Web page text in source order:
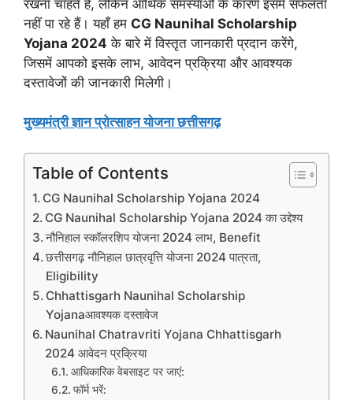
रखना चाहते हैं, लेकिन आर्थिक समस्याओं के कारण इसमें सफलता
नहीं पा रहे हैं। यहाँ हम CG Naunihal Scholarship
Yojana 2024 के बारे में विस्तृत जानकारी प्रदान करेंगे,
जिसमें आपको इसके लाभ, आवेदन प्रक्रिया और आवश्यक
दस्तावेजों की जानकारी मिलेगी।
मुख्यमंत्री ज्ञान प्रोत्साहन योजना छत्तीसगढ़
Table of Contents
CG Naunihal Scholarship Yojana 2024
CG Naunihal Scholarship Yojana 2024 का उद्देश्य
नौनिहाल स्कॉलरशिप योजना 2024 लाभ, Benefit
छत्तीसगढ़ नौनिहाल छात्रवृत्ति योजना 2024 पात्रता,
Eligibility
Chhattisgarh Naunihal Scholarship
Yojanaआवश्यक दस्तावेज
Naunihal Chatravriti Yojana Chhattisgarh
2024 आवेदन प्रक्रिया
आधिकारिक वेबसाइट पर जाएं:
फॉर्म भरें: